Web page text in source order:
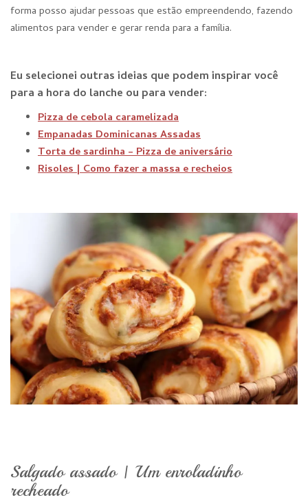
forma posso ajudar pessoas que estão empreendendo, fazendo
alimentos para vender e gerar renda para a família.
Eu selecionei outras ideias que podem inspirar você
para a hora do lanche ou para vender:
Pizza de cebola caramelizada
Empanadas Dominicanas Assadas
Torta de sardinha – Pizza de aniversário
Risoles | Como fazer a massa e recheios
Salgado assado | Um enroladinho
recheado